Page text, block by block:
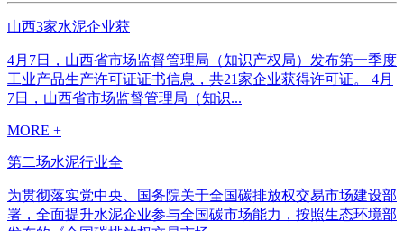
山西3家水泥企业获
4月7日，山西省市场监督管理局（知识产权局）发布第一季度
工业产品生产许可证证书信息，共21家企业获得许可证。 4月
7日，山西省市场监督管理局（知识...
MORE +
第二场水泥行业全
为贯彻落实党中央、国务院关于全国碳排放权交易市场建设部
署，全面提升水泥企业参与全国碳市场能力，按照生态环境部